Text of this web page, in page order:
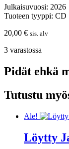
Julkaisuvuosi: 2026
Tuoteen tyyppi: CD
20,00 € sis. alv
3 varastossa
Pidät ehkä
Tutustu
Ale!
Löytty